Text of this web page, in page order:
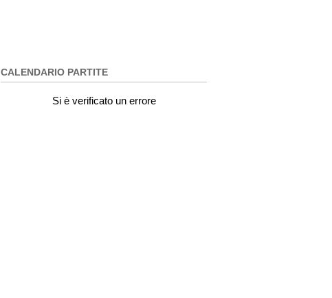
CALENDARIO PARTITE
Si è verificato un errore